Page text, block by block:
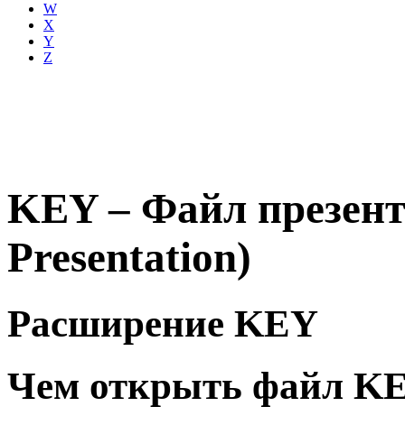
W
X
Y
Z
KEY – Файл
Presentation)
Расширение KEY
Чем открыть файл